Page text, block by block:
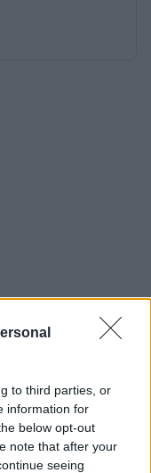
to third parties, or
information for
below opt-out
note that after your
seeing